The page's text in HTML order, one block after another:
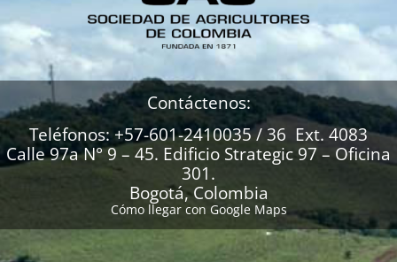
Contáctenos:
Teléfonos: +57-601-2410035 / 36 Ext. 4083
Calle 97a N° 9 – 45. Edificio Strategic 97 – Oficina
301.
Bogotá, Colombia
Cómo llegar con Google Maps